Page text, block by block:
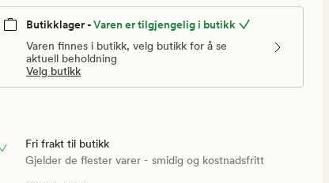
Butikklager -Varen er tilgjengelig i butikk
Varen finnes i butikk, velg butikk for å se
aktuell beholdning
Velg butikk
Fri frakt til butikk
Gjelder de flester varer - smidig og kostnadsfritt